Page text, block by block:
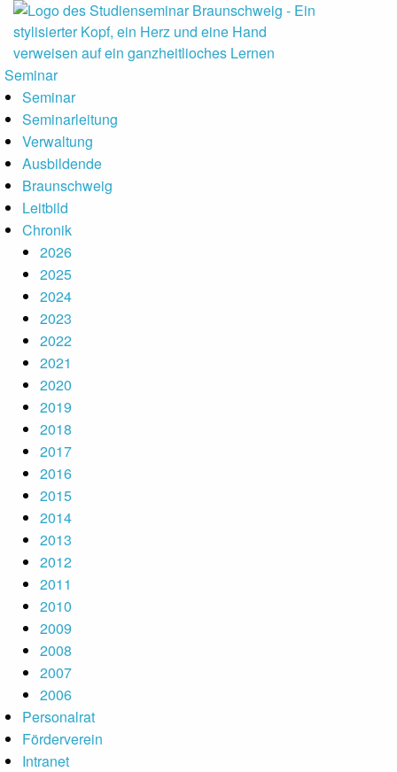
Seminar
Seminar
Seminarleitung
Verwaltung
Ausbildende
Braunschweig
Leitbild
Chronik
2026
2025
2024
2023
2022
2021
2020
2019
2018
2017
2016
2015
2014
2013
2012
2011
2010
2009
2008
2007
2006
Personalrat
Förderverein
Intranet